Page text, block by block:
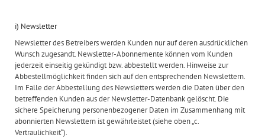
i) Newsletter
Newsletter des Betreibers werden Kunden nur auf deren ausdrücklichen
Wunsch zugesandt. Newsletter-Abonnemente können vom Kunden
jederzeit einseitig gekündigt bzw. abbestellt werden. Hinweise zur
Abbestellmöglichkeit finden sich auf den entsprechenden Newslettern.
Im Falle der Abbestellung des Newsletters werden die Daten über den
betreffenden Kunden aus der Newsletter-Datenbank gelöscht. Die
sichere Speicherung personenbezogener Daten im Zusammenhang mit
abonnierten Newslettern ist gewährleistet (siehe oben „c.
Vertraulichkeit“).